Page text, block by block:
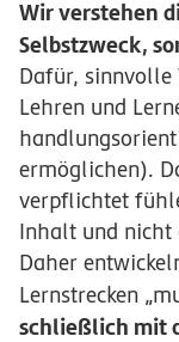
Wir verstehen
Selbstzweck,
Dafür, sinnvolle
Lehren und
ermöglichen).
verpflichtet
Inhalt und nicht
Daher
Lernstrecken
schließlich mit